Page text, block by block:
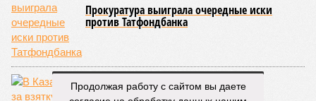
Прокуратура выиграла очередные иски
против Татфондбанка
Продолжая работу с сайтом вы даете